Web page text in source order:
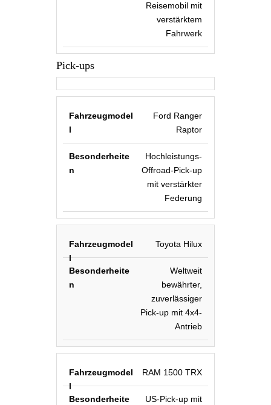
Reisemobil mit
verstärktem
Fahrwerk
Pick-ups
Ford Ranger
Raptor
Hochleistungs-
Offroad-Pick-up
mit verstärkter
Federung
Toyota Hilux
Weltweit
bewährter,
zuverlässiger
Pick-up mit 4x4-
Antrieb
RAM 1500 TRX
US-Pick-up mit